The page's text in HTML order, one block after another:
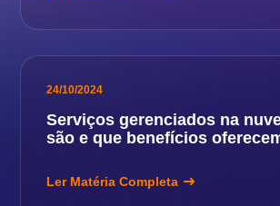
24/10/2024
Serviços gerenciados na
são e que benefícios
Ler Matéria Completa